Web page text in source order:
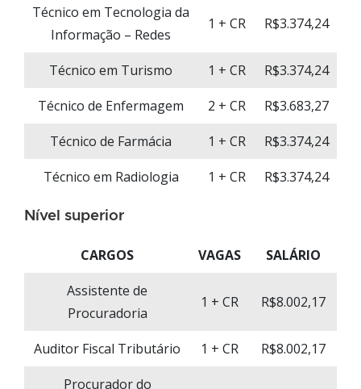
Técnico em Tecnologia da
Informação – Redes
1 + CR R$3.374,24
Técnico em Turismo 1 + CR
R$3.374,24
Técnico de Enfermagem
2 + CR
R$3.683,27
Técnico de Farmácia
1 + CR
R$3.374,24
Técnico em Radiologia
1 + CR R$3.374,24
Nível superior
CARGOS VAGAS
SALÁRIO
Assistente de
Procuradoria
1 + CR R$8.002,17
Auditor Fiscal Tributário 1 + CR
R$8.002,17
Procurador do